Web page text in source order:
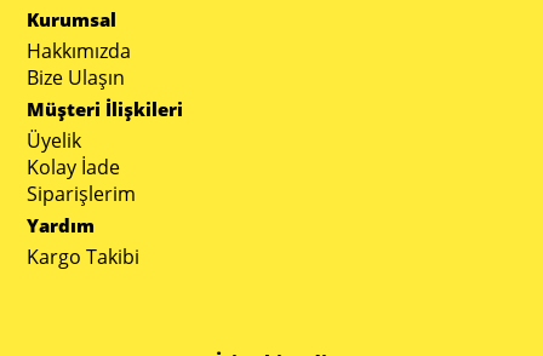
Kurumsal
Hakkımızda
Bize Ulaşın
Müşteri İlişkileri
Üyelik
Kolay İade
Siparişlerim
Yardım
Kargo Takibi